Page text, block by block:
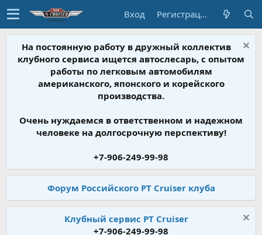
Вход Регистрация
На постоянную работу в дружный коллектив
клубного сервиса ищется автослесарь, с опытом
работы по легковым автомобилям
американского, японского и корейского
производства.
Очень нуждаемся в ответственном и надежном
человеке на долгосрочную перспективу!
+7-906-249-99-98
Форум Российского PT Cruiser клуба
Клубный сервис PT Cruiser
+7-906-249-99-98